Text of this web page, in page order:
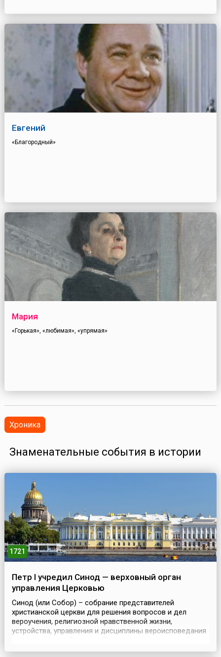
Евгений
«Благородный»
Мария
«Горькая», «любимая», «упрямая»
Хроника
Знаменательные события в истории
1721
Петр I учредил Синод — верховный орган
управления Церковью
Синод (или Собор) – собрание представителей
христианской церкви для решения вопросов и дел
вероучения, религиозной нравственной жизни,
устройства, управления и дисциплины вероисповедания
встречами епископов, и понятие всё ещё используется в